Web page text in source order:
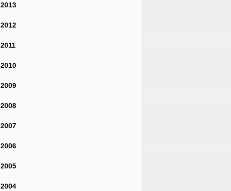
2013
2012
2011
2010
2009
2008
2007
2006
2005
2004